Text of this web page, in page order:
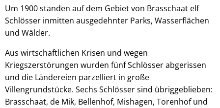
Um 1900 standen auf dem Gebiet von Brasschaat elf
Schlösser inmitten ausgedehnter Parks, Wasserflächen
und Wälder.
Aus wirtschaftlichen Krisen und wegen
Kriegszerstörungen wurden fünf Schlösser abgerissen
und die Ländereien parzelliert in große
Villengrundstücke. Sechs Schlösser sind übriggeblieben:
Brasschaat, de Mik, Bellenhof, Mishagen, Torenhof und